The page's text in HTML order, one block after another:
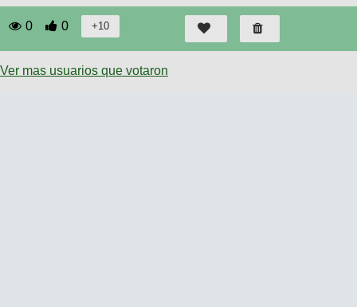
Fotos
votadas
0 0
Ver mas usuarios que votaron